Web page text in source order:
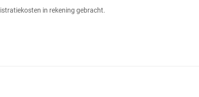
in rekening gebracht.